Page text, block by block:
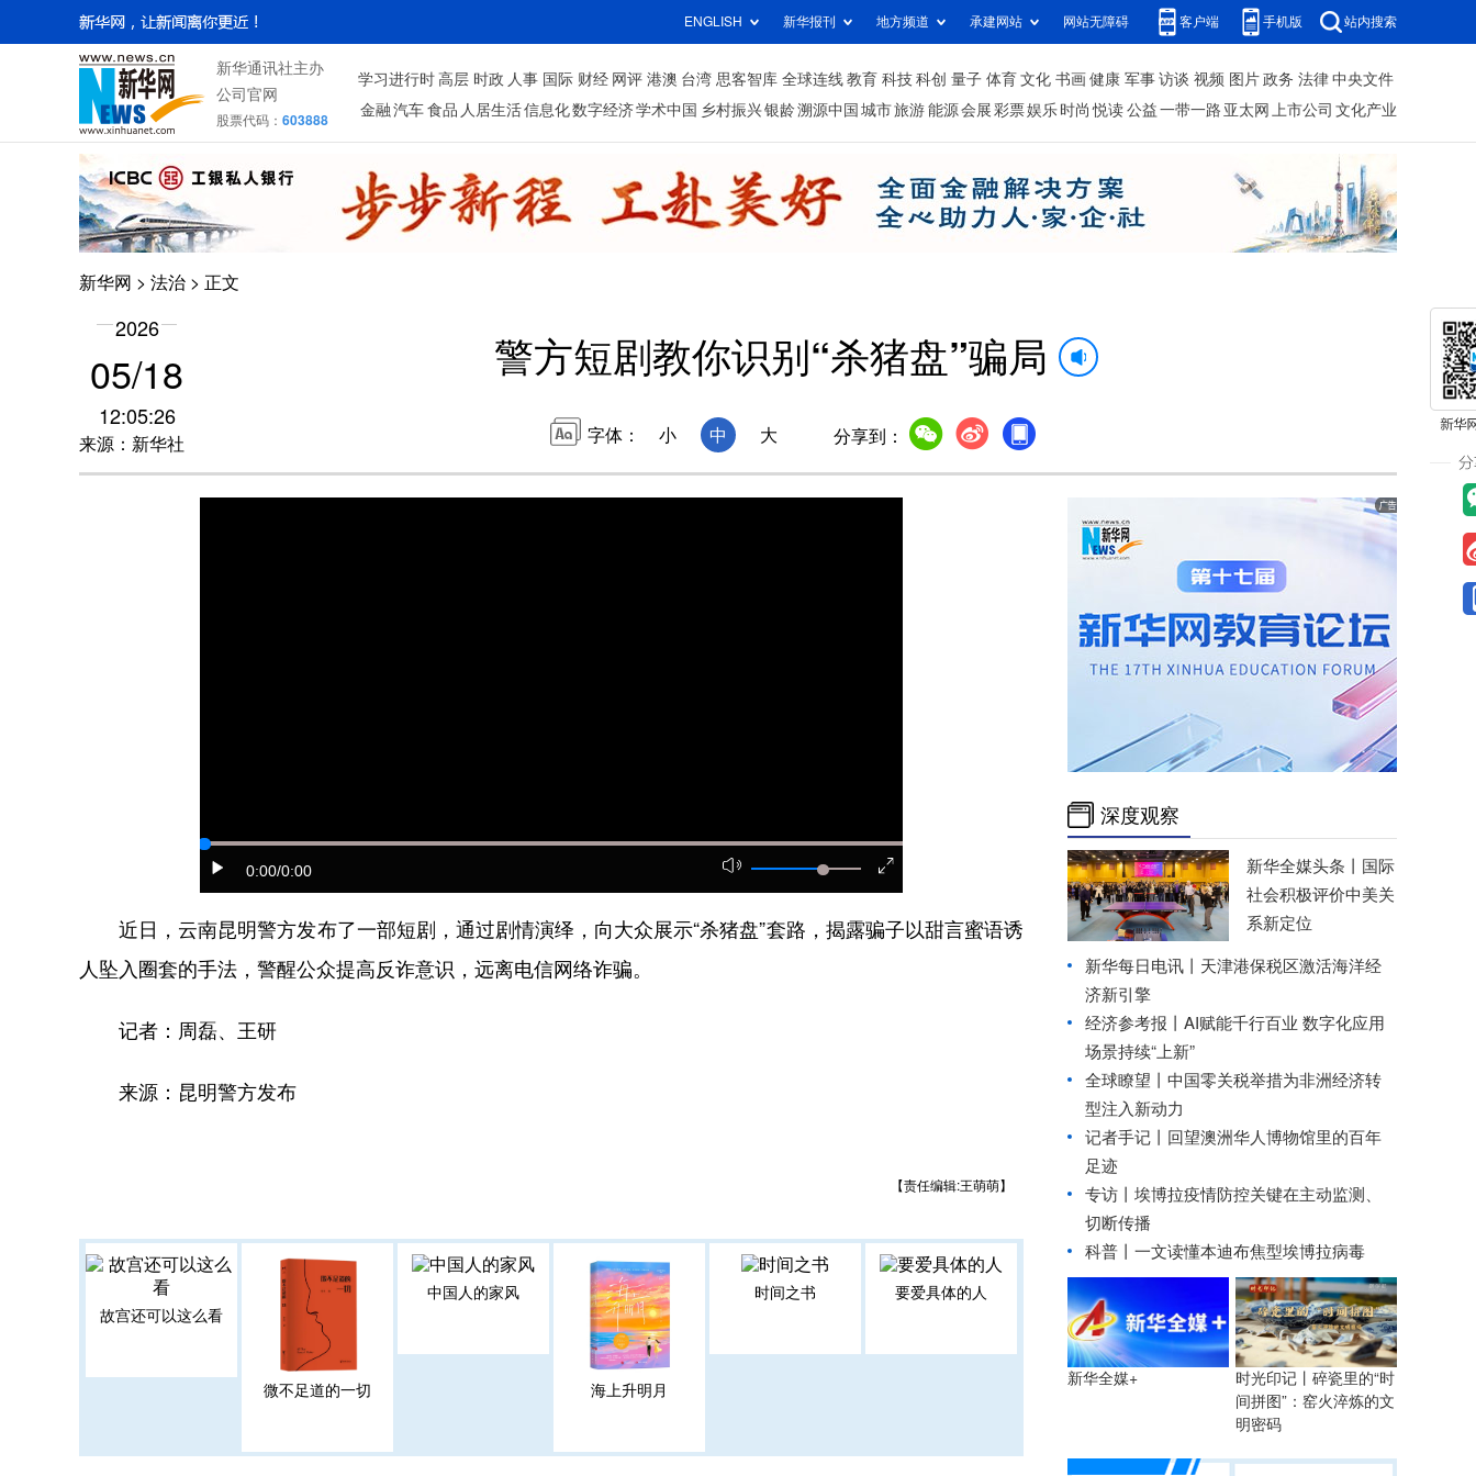
ENGLISH 新华报刊 地方频道 承建网站 网站无障碍 客户端 手机版 站内搜索
新华通讯社主办
公司官网
股票代码： 603888
学习进行时 高层 时政 人事 国际 财经 网评 港澳 台湾 思客智库 全球连线 教育 科技 科创 量子 体育 文化 书画 健康 军事 访谈 视频 图片 政务 法律 中央文件
金融 汽车 食品 人居生活信息化数字经济学术中国 乡村振兴银龄溯源中国 城市旅游 能源 会展 彩票娱乐 时尚 悦读 公益 一带一路 亚太网 上市公司 文化产业
新华网 > 法治 > 正文
2026
05/18
12:05:26
来源：新华社
警方短剧教你识别“杀猪盘”骗局
字体： 小 中 大 分享到：
0:00/0:00
近日，云南昆明警方发布了一部短剧，通过剧情演绎，向大众展示“杀猪盘”套路，揭露骗子以甜言蜜语诱
人坠入圈套的手法，警醒公众提高反诈意识，远离电信网络诈骗。
记者：周磊、王研
来源：昆明警方发布
【责任编辑:王萌萌】
故宫还可以这么看
微不足道的一切
中国人的家风
海上升明月
时间之书 要爱具体的人
深度观察
新华全媒头条丨
国际
社会积极评价中美关
系新定位
新华每日电讯丨 天津港保税区激活海洋经
济新引擎
经济参考报丨 AI赋能千行百业 数字化应用
场景持续“上新”
全球瞭望丨中国零关税举措为非洲经济转
型注入新动力
记者手记丨回望澳洲华人博物馆里的百年
足迹
专访丨埃博拉疫情防控关键在主动监测、
切断传播
科普丨一文读懂本迪布焦型埃博拉病毒
新华全媒+
时光印记丨碎瓷里的“时
间拼图”：窑火淬炼的文
明密码